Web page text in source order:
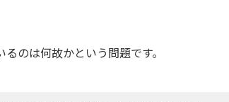
更点は何か。 25 字以内で答え
のは何故かという問題です。